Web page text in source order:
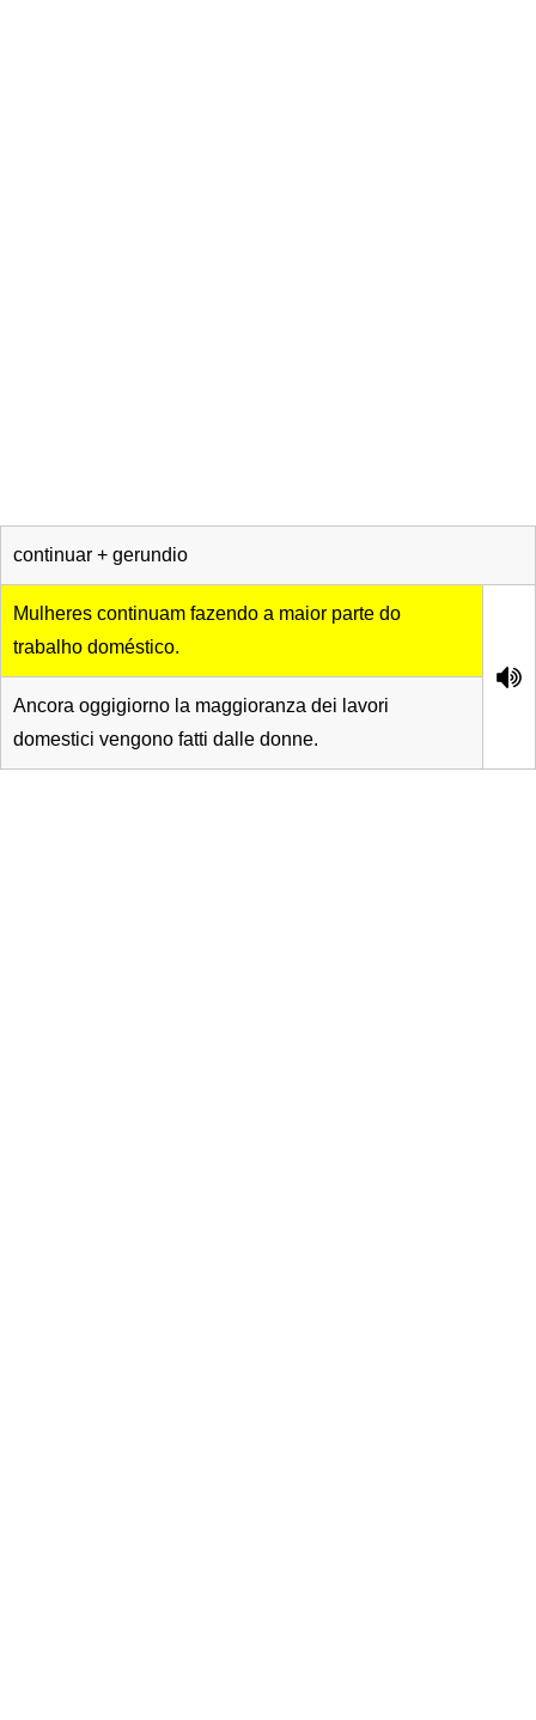
continuar + gerundio
Mulheres continuam fazendo a maior parte do
trabalho doméstico.
Ancora oggigiorno la maggioranza dei lavori
domestici vengono fatti dalle donne.